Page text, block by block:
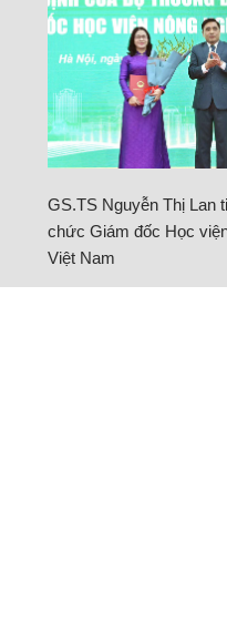
GS.TS Nguyễn Thị Lan
chức Giám đốc Học
Việt Nam